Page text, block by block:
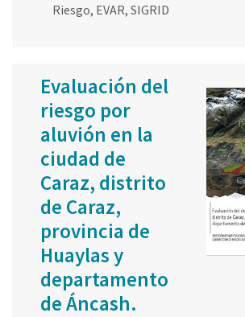
Riesgo, EVAR, SIGRID
Evaluación del
riesgo por
aluvión en la
ciudad de
Caraz, distrito
de Caraz,
provincia de
Huaylas y
departamento
de Áncash.